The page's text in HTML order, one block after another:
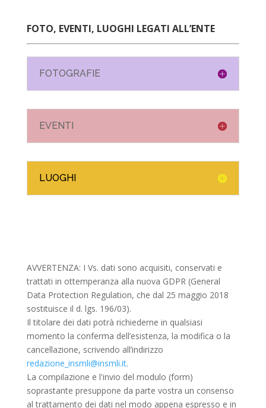
FOTO, EVENTI, LUOGHI LEGATI ALL’ENTE
FOTOGRAFIE
EVENTI
LUOGHI
AVVERTENZA: I Vs. dati sono acquisiti, conservati e
trattati in ottemperanza alla nuova GDPR (General
Data Protection Regulation, che dal 25 maggio 2018
sostituisce il d. lgs. 196/03).
Il titolare dei dati potrà richiederne in qualsiasi
momento la conferma dell’esistenza, la modifica o la
cancellazione, scrivendo all’indirizzo
redazione_insmli@insmli.it.
La compilazione e l'invio del modulo (form)
soprastante presuppone da parte vostra un consenso
al trattamento dei dati nel modo appena espresso e in